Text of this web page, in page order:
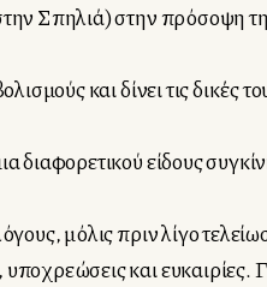
Σπηλιά)στην πρόσοψη
και δίνει τις δικές
διαφορετικού είδους
μόλις πριν λίγο
και